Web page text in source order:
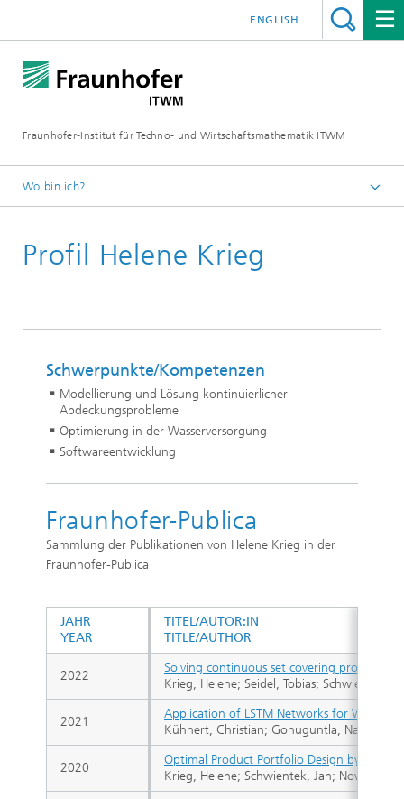
Fraunhofer-Institut für Techno- und Wirtschaftsmathematik ITWM
ENGLISH
Wo bin ich?
Abteilungen und Bereiche
Profil Helene Krieg
Schwerpunkte/Kompetenzen
Modellierung und Lösung kontinuierlicher
Abdeckungsprobleme
Optimierung in der Wasserversorgung
Softwareentwicklung
Fraunhofer-Publica
Sammlung der Publikationen von Helene Krieg in der
Fraunhofer-Publica
TITEL/AUTOR:IN
TITLE/AUTHOR
Solving continuous set covering problems
Krieg, Helene; Seidel, Tobias; Schwientek,
Application of LSTM Networks for Water
Kühnert, Christian; Gonuguntla, Naga;
Optimal Product Portfolio Design by
Krieg, Helene; Schwientek, Jan; Nowak,
JAHR
YEAR
2022
2021
2020